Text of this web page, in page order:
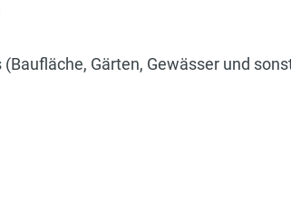
(Baufläche, Gärten, Gewässer und